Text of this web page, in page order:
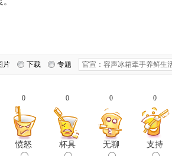
片 下载 专题
0
愤怒
0
杯具
0
无聊
0
支持